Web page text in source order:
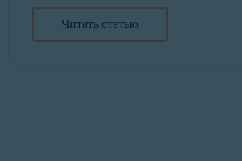
Читать статью